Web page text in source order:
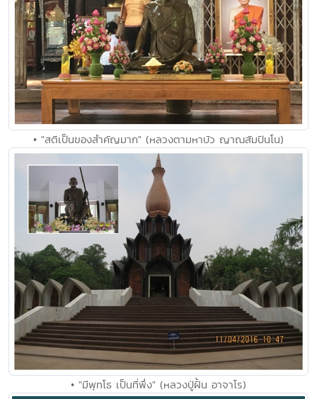
• "สติเป็นของสำคัญมาก" (หลวงตามหาบัว ญาณสัมปันโน)
• "มีพุทโธ เป็นที่พึ่ง" (หลวงปู่ฝั้น อาจาโร)